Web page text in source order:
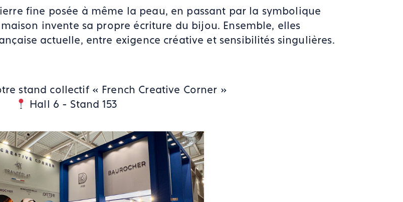
fine posée à même la peau, en passant par la symbolique
invente sa propre écriture du bijou. Ensemble, elles
actuelle, entre exigence créative et sensibilités singulières.
stand collectif « French Creative Corner »
Hall 6 - Stand 153